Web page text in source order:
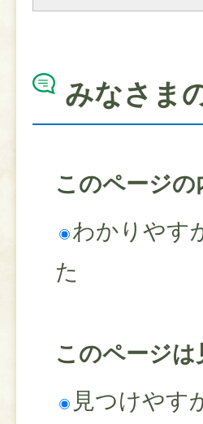
みなさま
このページ
わかりやす
た
このページ
見つけやす